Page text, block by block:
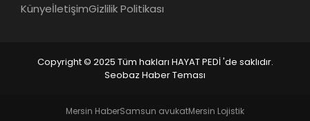
KünyeİletişimGizlilik Politikası
Copyright © 2025 Tüm hakları HAYAT PEDİ 'de saklıdır.
Seobaz Haber Teması
Mersin HaberSamsun avukatMersin Lojistik